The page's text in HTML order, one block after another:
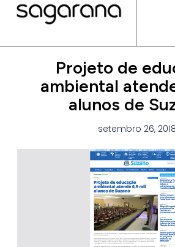
Projeto de
ambiental
alunos de
setembro 26, 2018